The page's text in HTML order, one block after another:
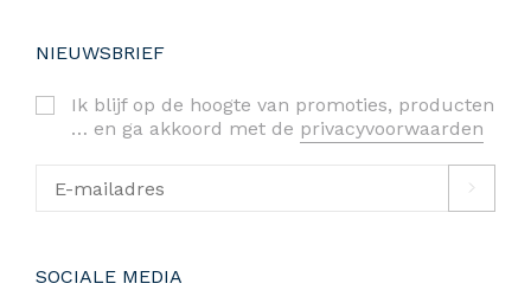
NIEUWSBRIEF
Ik blijf op de hoogte van promoties, producten
… en ga akkoord met de privacyvoorwaarden
SOCIALE MEDIA